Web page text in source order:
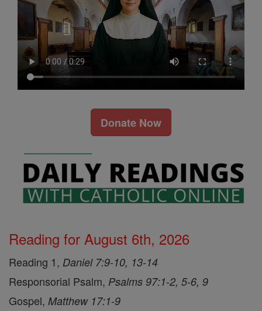
Donate Now
Reading for August 6th, 2026
Reading 1, Daniel 7:9-10, 13-14
Responsorial Psalm, Psalms 97:1-2, 5-6, 9
Gospel, Matthew 17:1-9